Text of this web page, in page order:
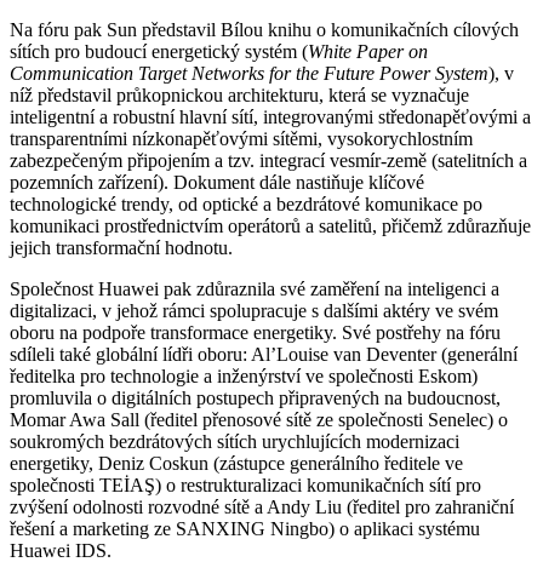
Na fóru pak Sun představil Bílou knihu o komunikačních cílových
sítích pro budoucí energetický systém (White Paper on
Communication Target Networks for the Future Power System), v
níž představil průkopnickou architekturu, která se vyznačuje
inteligentní a robustní hlavní sítí, integrovanými středonapěťovými a
transparentními nízkonapěťovými sítěmi, vysokorychlostním
zabezpečeným připojením a tzv. integrací vesmír-země (satelitních a
pozemních zařízení). Dokument dále nastiňuje klíčové
technologické trendy, od optické a bezdrátové komunikace po
komunikaci prostřednictvím operátorů a satelitů, přičemž zdůrazňuje
jejich transformační hodnotu.
Společnost Huawei pak zdůraznila své zaměření na inteligenci a
digitalizaci, v jehož rámci spolupracuje s dalšími aktéry ve svém
oboru na podpoře transformace energetiky. Své postřehy na fóru
sdíleli také globální lídři oboru: Al’Louise van Deventer (generální
ředitelka pro technologie a inženýrství ve společnosti Eskom)
promluvila o digitálních postupech připravených na budoucnost,
Momar Awa Sall (ředitel přenosové sítě ze společnosti Senelec) o
soukromých bezdrátových sítích urychlujících modernizaci
energetiky, Deniz Coskun (zástupce generálního ředitele ve
společnosti TEİAŞ) o restrukturalizaci komunikačních sítí pro
zvýšení odolnosti rozvodné sítě a Andy Liu (ředitel pro zahraniční
řešení a marketing ze SANXING Ningbo) o aplikaci systému
Huawei IDS.